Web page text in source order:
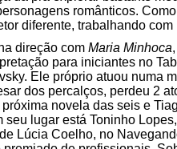
românticos.
diferente, trabalhando
direção com Maria Minhoca
para iniciantes no
Ele próprio atuou numa
dos percalços, perdeu 2
novela das seis e
lugar está Toninho
Lúcia Coelho, no